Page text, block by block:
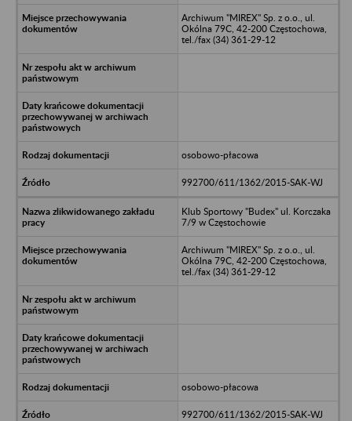
Archiwum "MIREX" Sp. z o.o., ul.
Okólna 79C, 42-200 Częstochowa,
tel./fax (34) 361-29-12
osobowo-płacowa
992700/611/1362/2015-SAK-WJ
Klub Sportowy "Budex" ul. Korczaka
7/9 w Częstochowie
Archiwum "MIREX" Sp. z o.o., ul.
Okólna 79C, 42-200 Częstochowa,
tel./fax (34) 361-29-12
osobowo-płacowa
992700/611/1362/2015-SAK-WJ